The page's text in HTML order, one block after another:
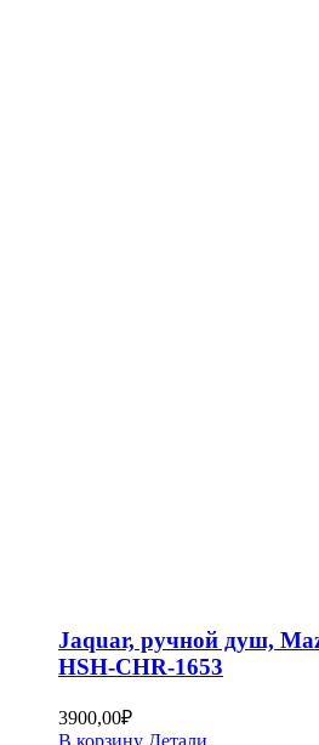
Jaquar, ручной душ,
HSH-CHR-1653
3900,00₽
В корзину Детали